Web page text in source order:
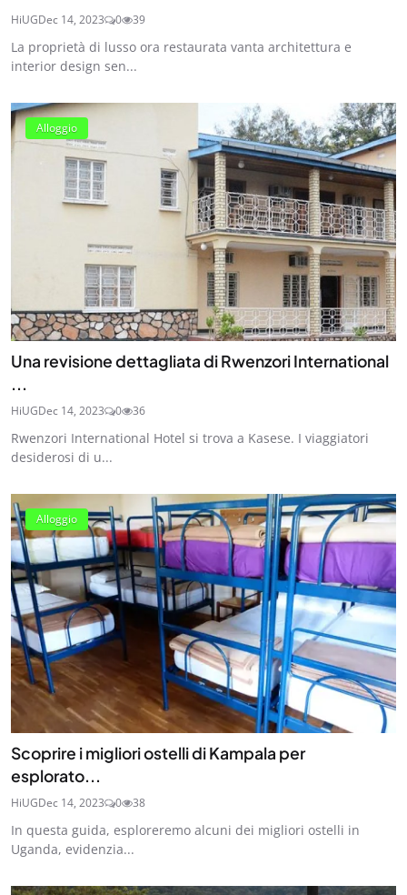
HiUGDec 14, 2023 0 39
La proprietà di lusso ora restaurata vanta architettura e
interior design sen...
Alloggio
Una revisione dettagliata di Rwenzori International
...
HiUGDec 14, 2023 0 36
Rwenzori International Hotel si trova a Kasese. I viaggiatori
desiderosi di u...
Alloggio
Scoprire i migliori ostelli di Kampala per
esplorato...
HiUGDec 14, 2023 0 38
In questa guida, esploreremo alcuni dei migliori ostelli in
Uganda, evidenzia...